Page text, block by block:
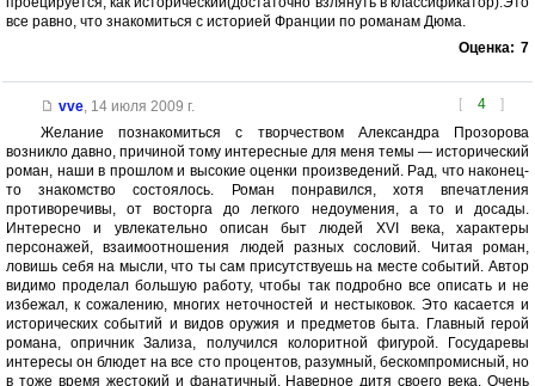
все равно, что знакомиться с историей Франции по романам Дюма.
Оценка: 7
[ 4 ]
vve, 14 июля 2009 г.
Желание познакомиться с творчеством Александра Прозорова
возникло давно, причиной тому интересные для меня темы — исторический
роман, наши в прошлом и высокие оценки произведений. Рад, что наконец-
то знакомство состоялось. Роман понравился, хотя впечатления
противоречивы, от восторга до легкого недоумения, а то и досады.
Интересно и увлекательно описан быт людей XVI века, характеры
персонажей, взаимоотношения людей разных сословий. Читая роман,
ловишь себя на мысли, что ты сам присутствуешь на месте событий. Автор
видимо проделал большую работу, чтобы так подробно все описать и не
избежал, к сожалению, многих неточностей и нестыковок. Это касается и
исторических событий и видов оружия и предметов быта. Главный герой
романа, опричник Зализа, получился колоритной фигурой. Государевы
интересы он блюдет на все сто процентов, разумный, бескомпромисный, но
в тоже время жестокий и фанатичный. Наверное дитя своего века. Очень